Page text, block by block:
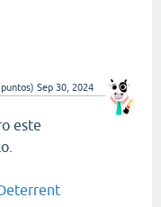
puntos) Sep 30, 2024
este